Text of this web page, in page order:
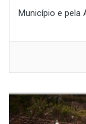
Município e pela